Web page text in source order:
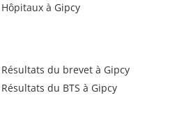
Hôpitaux à Gipcy
Résultats du brevet à Gipcy
Résultats du BTS à Gipcy